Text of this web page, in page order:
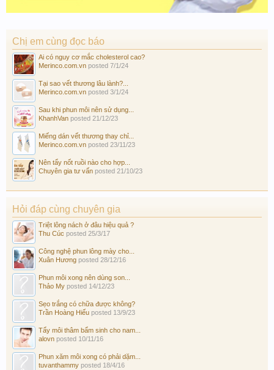
Chị em cùng đọc báo
Ai có nguy cơ mắc cholesterol cao?
Merinco.com.vn posted 7/1/24
Tại sao vết thương lâu lành?...
Merinco.com.vn posted 3/1/24
Sau khi phun môi nên sử dụng...
KhanhVan posted 21/12/23
Miếng dán vết thương thay chỉ...
Merinco.com.vn posted 23/11/23
Nên tẩy nốt ruồi nào cho hợp...
Chuyên gia tư vấn posted 21/10/23
Hỏi đáp cùng chuyên gia
Triệt lông nách ở đâu hiệu quả ?
Thu Cúc posted 25/3/17
Công nghệ phun lông mày cho...
Xuân Hương posted 28/12/16
Phun môi xong nên dùng son...
Thảo My posted 14/12/23
Sẹo trắng có chữa được không?
Trần Hoàng Hiếu posted 13/9/23
Tẩy môi thâm bẩm sinh cho nam...
alovn posted 10/11/16
Phun xăm môi xong có phải dặm...
tuvanthammy posted 18/4/16